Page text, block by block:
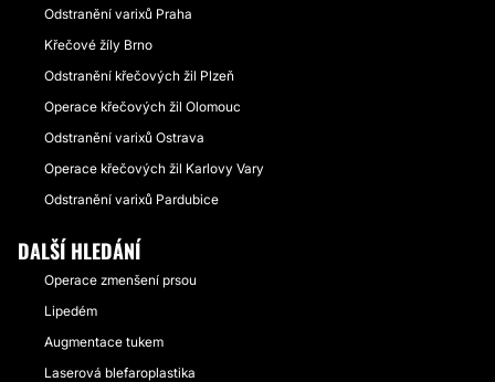
Odstranění varixů Praha
Křečové žíly Brno
Odstranění křečových žil Plzeň
Operace křečových žil Olomouc
Odstranění varixů Ostrava
Operace křečových žil Karlovy Vary
Odstranění varixů Pardubice
DALŠÍ HLEDÁNÍ
Operace zmenšení prsou
Lipedém
Augmentace tukem
Laserová blefaroplastika